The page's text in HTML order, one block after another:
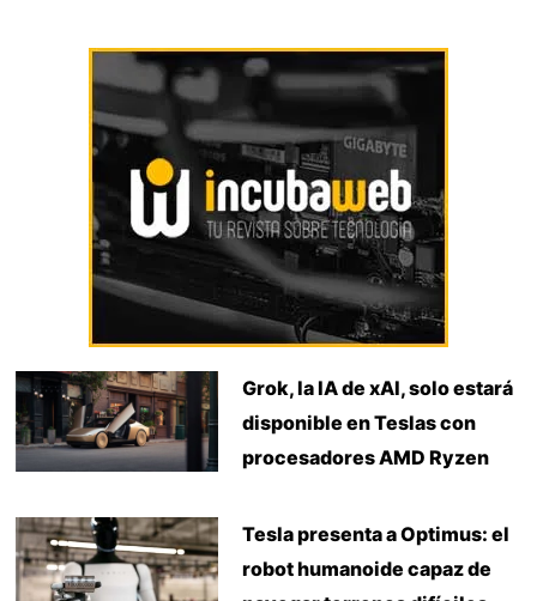
Grok, la IA de xAI, solo estará
disponible en Teslas con
procesadores AMD Ryzen
Tesla presenta a Optimus: el
robot humanoide capaz de